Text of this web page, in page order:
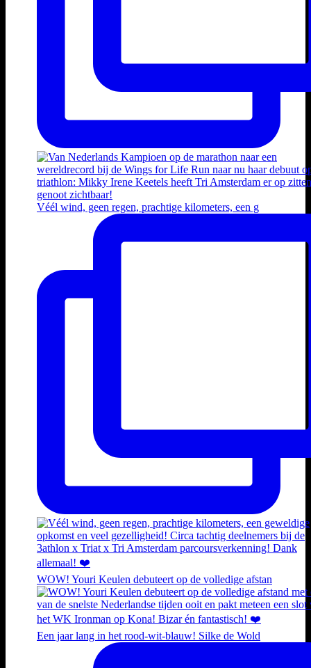
Véél wind, geen regen, prachtige kilometers, een g
WOW! Youri Keulen debuteert op de volledige afstan
Een jaar lang in het rood-wit-blauw! Silke de Wold